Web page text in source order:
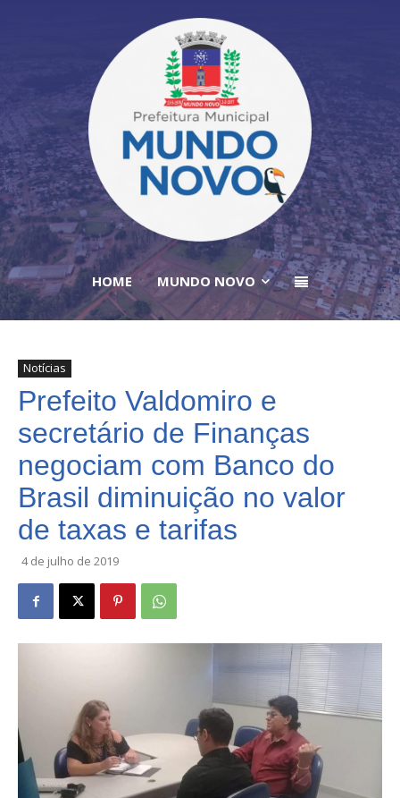
HOME MUNDO NOVO
Notícias
Prefeito Valdomiro e
secretário de Finanças
negociam com Banco do
Brasil diminuição no valor
de taxas e tarifas
4 de julho de 2019